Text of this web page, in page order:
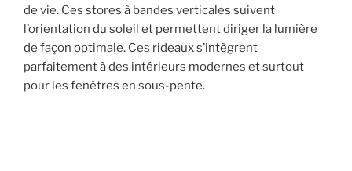
de vie. Ces stores à bandes verticales suivent
l’orientation du soleil et permettent diriger la lumière
de façon optimale. Ces rideaux s’intègrent
parfaitement à des intérieurs modernes et surtout
pour les fenêtres en sous-pente.